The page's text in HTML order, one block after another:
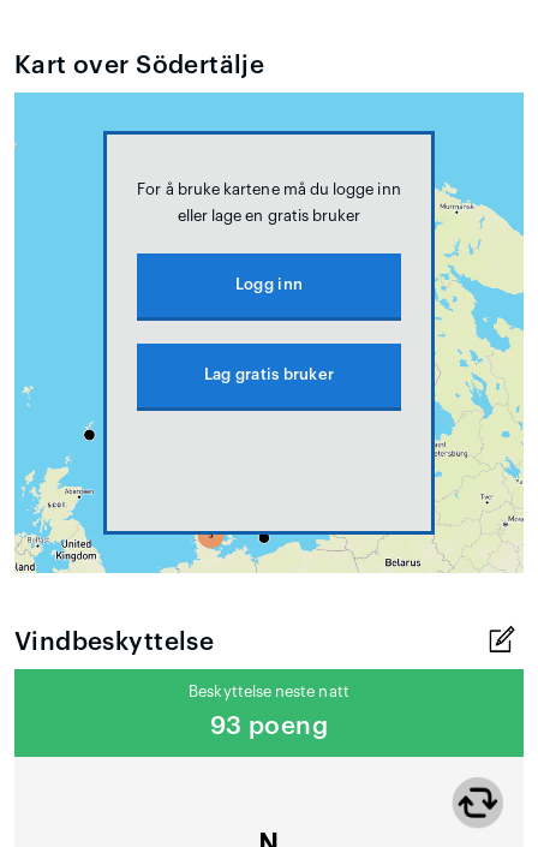
Kart over Södertälje
For å bruke kartene må du logge inn
eller lage en gratis bruker
Logg inn
Lag gratis bruker
Vindbeskyttelse
Beskyttelse neste natt
93 poeng